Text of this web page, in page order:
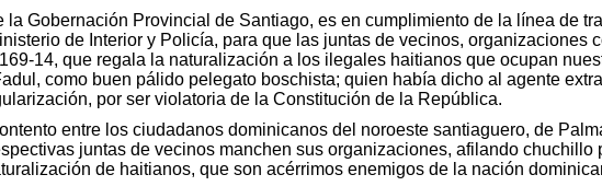
la Gobernación Provincial de Santiago, es en cumplimiento de la línea de
de Interior y Policía, para que las juntas de vecinos, organizaciones
14, que regala la naturalización a los ilegales haitianos que ocupan
como buen pálido pelegato boschista; quien había dicho al agente
por ser violatoria de la Constitución de la República.
entre los ciudadanos dominicanos del noroeste santiaguero, de
juntas de vecinos manchen sus organizaciones, afilando
de haitianos, que son acérrimos enemigos de la nación